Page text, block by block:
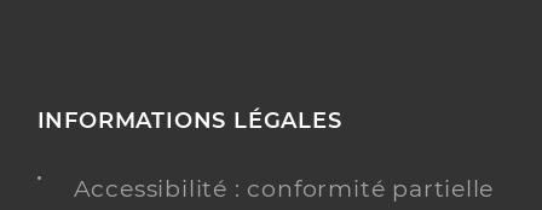
INFORMATIONS LÉGALES
Accessibilité : conformité partielle